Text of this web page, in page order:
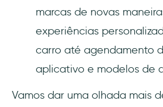
marcas de novas
experiências
carro até agendamento
aplicativo e modelos de
Vamos dar uma olhada mais